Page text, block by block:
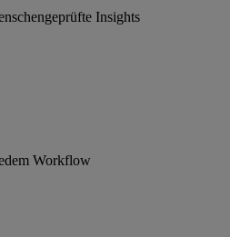
Insights
Workflow